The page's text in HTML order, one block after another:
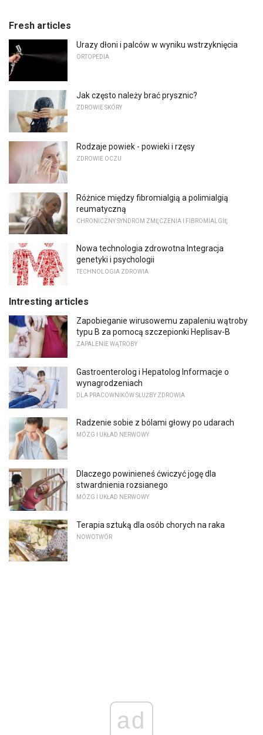
Fresh articles
Urazy dłoni i palców w wyniku wstrzyknięcia
ORTOPEDIA
Jak często należy brać prysznic?
ZDROWIE SKÓRY
Rodzaje powiek - powieki i rzęsy
ZDROWIE OCZU
Różnice między fibromialgią a polimialgią
reumatyczną
CHRONICZNY SYNDROM ZMĘCZENIA I FIBROMIALGIĘ
Nowa technologia zdrowotna Integracja
genetyki i psychologii
TECHNOLOGIA ZDROWIA
Intresting articles
Zapobieganie wirusowemu zapaleniu wątroby
typu B za pomocą szczepionki Heplisav-B
ZAPALENIE WĄTROBY
Gastroenterolog i Hepatolog Informacje o
wynagrodzeniach
DLA PRACOWNIKÓW SŁUŻBY ZDROWIA
Radzenie sobie z bólami głowy po udarach
MÓZG I UKŁAD NERWOWY
Dlaczego powinieneś ćwiczyć jogę dla
stwardnienia rozsianego
MÓZG I UKŁAD NERWOWY
Terapia sztuką dla osób chorych na raka
NOWOTWÓR
ad